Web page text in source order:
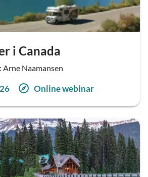
i Canada
Arne Naamansen
Online webinar